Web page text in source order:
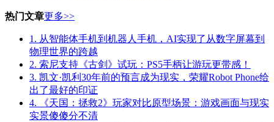
热门文章更多>>
1. 从智能体手机到机器人手机，AI实现了从数字屏幕到
物理世界的跨越
2. 索尼支持《古剑》试玩：PS5手柄让游玩更带感！
3. 凯文·凯利30年前的预言成为现实，荣耀Robot Phone给
出了最好的印证
4. 《天国：拯救2》玩家对比原型场景：游戏画面与现实
实景傻傻分不清